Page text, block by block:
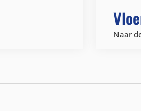
Naar